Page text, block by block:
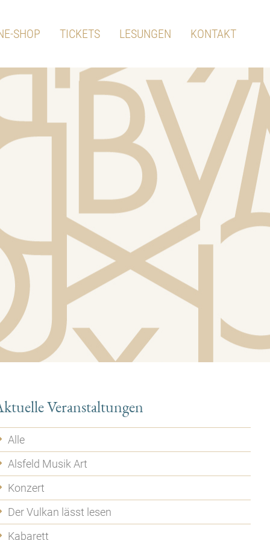
SHOP TICKETS LESUNGEN KONTAKT
Veranstaltungen
Alle
Alsfeld Musik Art
Konzert
Der Vulkan lässt lesen
Kabarett